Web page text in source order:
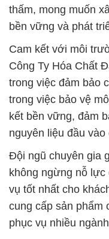
thấm, mong muốn
bền vững và phát
Cam kết với môi
Công Ty Hóa Chất
trong việc đảm bảo
trong việc bảo vệ
kết bền vững, đảm
nguyên liệu đầu
Đội ngũ chuyên gia
không ngừng nỗ lực
vụ tốt nhất cho
cung cấp sản phẩm
phục vụ nhiều